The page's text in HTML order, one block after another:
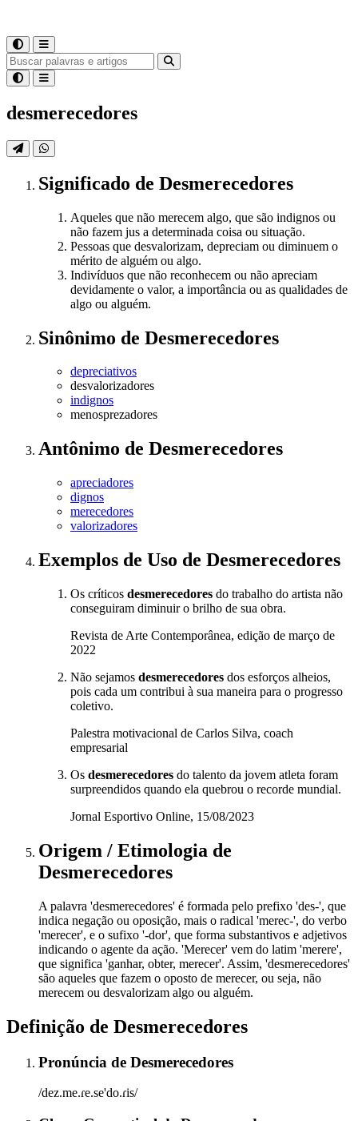
desmerecedores
Significado de Desmerecedores
Aqueles que não merecem algo, que são indignos ou
não fazem jus a determinada coisa ou situação.
Pessoas que desvalorizam, depreciam ou diminuem o
mérito de alguém ou algo.
Indivíduos que não reconhecem ou não apreciam
devidamente o valor, a importância ou as qualidades de
algo ou alguém.
Sinônimo de Desmerecedores
depreciativos
desvalorizadores
indignos
menosprezadores
Antônimo de Desmerecedores
apreciadores
dignos
merecedores
valorizadores
Exemplos de Uso de Desmerecedores
Os críticos desmerecedores do trabalho do artista não
conseguiram diminuir o brilho de sua obra.
Revista de Arte Contemporânea, edição de março de
2022
Não sejamos desmerecedores dos esforços alheios,
pois cada um contribui à sua maneira para o progresso
coletivo.
Palestra motivacional de Carlos Silva, coach
empresarial
Os desmerecedores do talento da jovem atleta foram
surpreendidos quando ela quebrou o recorde mundial.
Jornal Esportivo Online, 15/08/2023
Origem / Etimologia de
Desmerecedores
A palavra 'desmerecedores' é formada pelo prefixo 'des-', que
indica negação ou oposição, mais o radical 'merec-', do verbo
'merecer', e o sufixo '-dor', que forma substantivos e adjetivos
indicando o agente da ação. 'Merecer' vem do latim 'merere',
que significa 'ganhar, obter, merecer'. Assim, 'desmerecedores'
são aqueles que fazem o oposto de merecer, ou seja, não
merecem ou desvalorizam algo ou alguém.
Definição de Desmerecedores
Pronúncia de Desmerecedores
/dez.me.ɾe.se'do.ɾis/